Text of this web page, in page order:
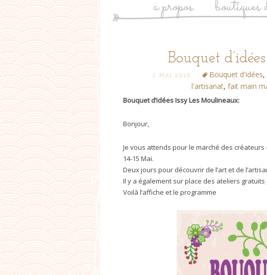
a propos boutiques
Bouquet
2 MAI 2016 Bouquet d'idées,
l'artisanat,fait main
Bouquet d’idées Issy Les Moulineaux:
Bonjour,
Je vous attends pour le marché des
14-15 Mai.
Deux jours pour découvrir de l’art et de
Il y a également sur place des ateliers
Voilà l’affiche et le programme
navigation